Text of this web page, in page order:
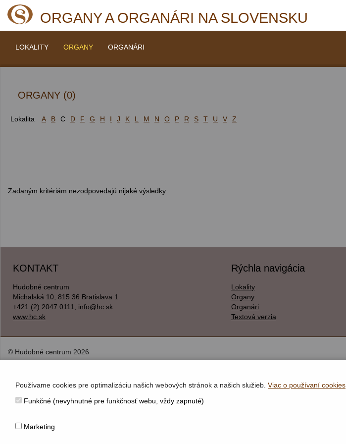
ORGANY A ORGANÁRI NA SLOVENSKU
LOKALITY ORGANY ORGANÁRI
ORGANY (0)
Lokalita A B C D F G H I J K L M N O P R S T U V Z
Zadaným kritériám nezodpovedajú nijaké výsledky.
KONTAKT
Hudobné centrum
Michalská 10, 815 36 Bratislava 1
+421 (2) 2047 0111, info@hc.sk
www.hc.sk
Rýchla navigácia
Lokality
Organy
Organári
Textová verzia
© Hudobné centrum 2026
Používame cookies pre optimalizáciu našich webových stránok a našich služieb. Viac o používaní cookies
Funkčné (nevyhnutné pre funkčnosť webu, vždy zapnuté)
Marketing